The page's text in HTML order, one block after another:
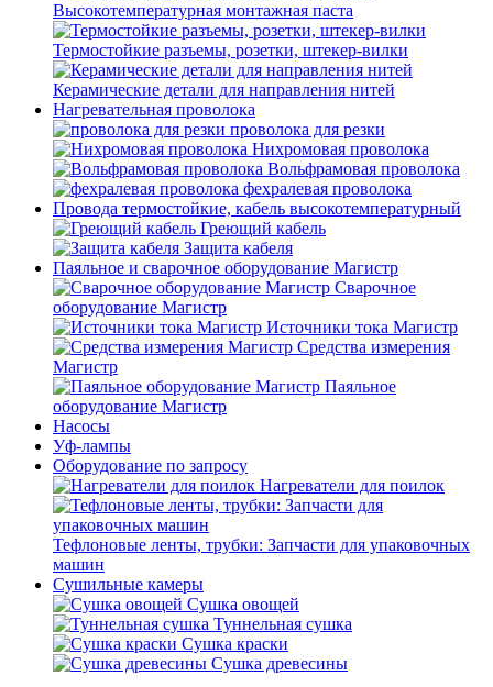
Высокотемпературная монтажная паста
Термостойкие разъемы, розетки, штекер-вилки
Керамические детали для направления нитей
Нагревательная проволока
проволока для резки
Нихромовая проволока
Вольфрамовая проволока
фехралевая проволока
Провода термостойкие, кабель высокотемпературный
Греющий кабель
Защита кабеля
Паяльное и сварочное оборудование Магистр
Сварочное
оборудование Магистр
Источники тока Магистр
Средства измерения
Магистр
Паяльное
оборудование Магистр
Насосы
Уф-лампы
Оборудование по запросу
Нагреватели для поилок
Тефлоновые ленты, трубки: Запчасти для упаковочных
машин
Сушильные камеры
Сушка овощей
Туннельная сушка
Сушка краски
Сушка древесины